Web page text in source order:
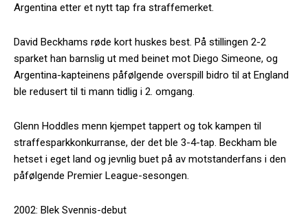
Argentina etter et nytt tap fra straffemerket.
David Beckhams røde kort huskes best. På stillingen 2-2
sparket han barnslig ut med beinet mot Diego Simeone, og
Argentina-kapteinens påfølgende overspill bidro til at England
ble redusert til ti mann tidlig i 2. omgang.
Glenn Hoddles menn kjempet tappert og tok kampen til
straffesparkkonkurranse, der det ble 3-4-tap. Beckham ble
hetset i eget land og jevnlig buet på av motstanderfans i den
påfølgende Premier League-sesongen.
2002: Blek Svennis-debut